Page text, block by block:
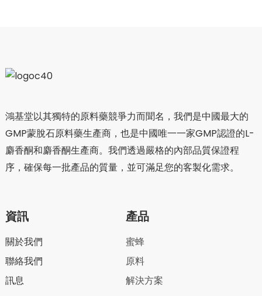
鴻基堂以其獨特的原料藥競爭力而聞名，我們是中國最大的
GMP蒙脫石原料藥生產商，也是中國唯一一家GMP認證的L-
麝香酮和麝香酮生產商。我們透過嚴格的內部品質保證程
序，確保每一批產品的質量，並可滿足您的客製化需求。
資訊
關於我們
聯絡我們
訊息
產品
蜜蜂
原料
解決方案